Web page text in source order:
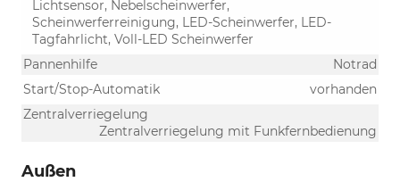
Lichtsensor, Nebelscheinwerfer,
Scheinwerferreinigung, LED-Scheinwerfer, LED-
Tagfahrlicht, Voll-LED Scheinwerfer
Pannenhilfe
Notrad
Start/Stop-Automatik
vorhanden
Zentralverriegelung
Zentralverriegelung mit Funkfernbedienung
Außen